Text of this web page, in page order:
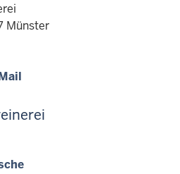
Münster